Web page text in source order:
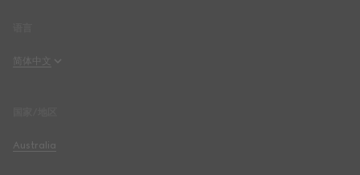
简体中文
简体中文
Australia